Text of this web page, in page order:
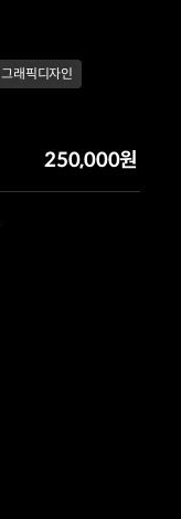
그래픽디자인
250,000원